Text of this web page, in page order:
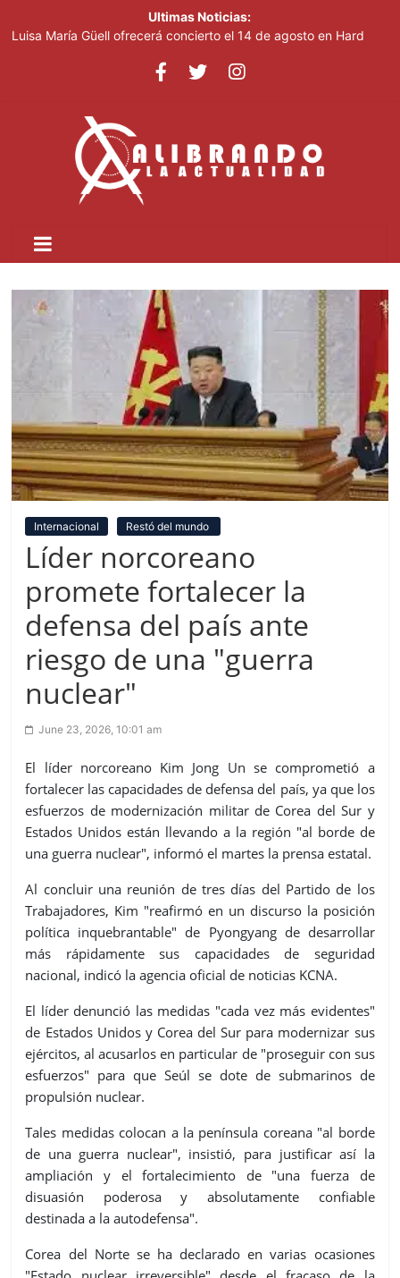
Ultimas Noticias:
Luisa María Güell ofrecerá concierto el 14 de agosto en Hard
ETED realizará apertura de la línea 69 kV Navarrete–Cruce de
Juegos Centroamericanos
Presidente Abinader clausura el Foro Meta RD 2036; anunció
incorporación de propuestas surgidas durante la jornada
Medio Ambiente impulsa piloto para modernizar la refrigeración
Internacional Restó del mundo
Líder norcoreano
promete fortalecer la
defensa del país ante
riesgo de una "guerra
nuclear"
June 23, 2026, 10:01 am
El líder norcoreano Kim Jong Un se comprometió a
fortalecer las capacidades de defensa del país, ya que los
esfuerzos de modernización militar de Corea del Sur y
Estados Unidos están llevando a la región "al borde de
una guerra nuclear", informó el martes la prensa estatal.
Al concluir una reunión de tres días del Partido de los
Trabajadores, Kim "reafirmó en un discurso la posición
política inquebrantable" de Pyongyang de desarrollar
más rápidamente sus capacidades de seguridad
nacional, indicó la agencia oficial de noticias KCNA.
El líder denunció las medidas "cada vez más evidentes"
de Estados Unidos y Corea del Sur para modernizar sus
ejércitos, al acusarlos en particular de "proseguir con sus
esfuerzos" para que Seúl se dote de submarinos de
propulsión nuclear.
Tales medidas colocan a la península coreana "al borde
de una guerra nuclear", insistió, para justificar así la
ampliación y el fortalecimiento de "una fuerza de
disuasión poderosa y absolutamente confiable
destinada a la autodefensa".
Corea del Norte se ha declarado en varias ocasiones